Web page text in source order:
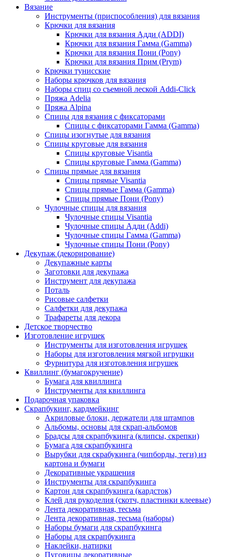
Вязание
Инструменты (приспособления) для вязания
Крючки для вязания
Крючки для вязания Адди (ADDI)
Крючки для вязания Гамма (Gamma)
Крючки для вязания Пони (Pony)
Крючки для вязания Прим (Prym)
Крючки тунисские
Наборы крючков для вязания
Наборы спиц со съемной леской Addi-Click
Пряжа Adelia
Пряжа Alpina
Спицы для вязания с фиксаторами
Спицы с фиксаторами Гамма (Gamma)
Спицы изогнутые для вязания
Спицы круговые для вязания
Спицы круговые Visantia
Спицы круговые Гамма (Gamma)
Спицы прямые для вязания
Спицы прямые Visantia
Спицы прямые Гамма (Gamma)
Спицы прямые Пони (Pony)
Чулочные спицы для вязания
Чулочные спицы Visantia
Чулочные спицы Адди (Addi)
Чулочные спицы Гамма (Gamma)
Чулочные спицы Пони (Pony)
Декупаж (декорирование)
Декупажные карты
Заготовки для декупажа
Инструмент для декупажа
Поталь
Рисовые салфетки
Салфетки для декупажа
Трафареты для декора
Детское творчество
Изготовление игрушек
Инструменты для изготовления игрушек
Наборы для изготовления мягкой игрушки
Фурнитура для изготовления игрушек
Квиллинг (бумагокручение)
Бумага для квиллинга
Инструменты для квиллинга
Подарочная упаковка
Скрапбукинг, кардмейкинг
Акриловые блоки, держатели для штампов
Альбомы, основы для скрап-альбомов
Брадсы для скрапбукинга (клипсы, скрепки)
Бумага для скрапбукинга
Вырубки для скрабукинга (чипборды, теги) из
картона и бумаги
Декоративные украшения
Инструменты для скрапбукинга
Картон для скрапбукинга (кардсток)
Клей для рукоделия (скотч, пластинки клеевые)
Лента декоративная, тесьма
Лента декоративная, тесьма (наборы)
Наборы бумаги для скрапбукинга
Наборы для скрапбукинга
Наклейки, натирки
Пуговицы декоративные